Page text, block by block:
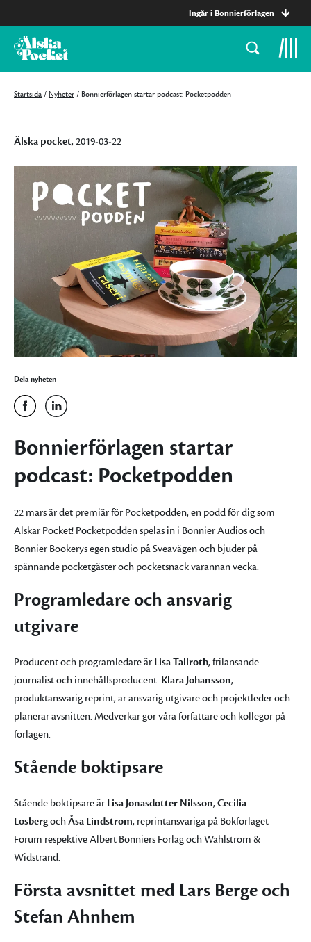
Ingår i Bonnierförlagen
Startsida / Nyheter / Bonnierförlagen startar podcast: Pocketpodden
Älska pocket, 2019-03-22
Dela nyheten
Bonnierförlagen startar
podcast: Pocketpodden
22 mars är det premiär för Pocketpodden, en podd för dig som
Älskar Pocket! Pocketpodden spelas in i Bonnier Audios och
Bonnier Bookerys egen studio på Sveavägen och bjuder på
spännande pocketgäster och pocketsnack varannan vecka.
Programledare och ansvarig
utgivare
Producent och programledare är Lisa Tallroth, frilansande
journalist och innehållsproducent. Klara Johansson,
produktansvarig reprint, är ansvarig utgivare och projektleder och
planerar avsnitten. Medverkar gör våra författare och kollegor på
förlagen.
Stående boktipsare
Stående boktipsare är Lisa Jonasdotter Nilsson, Cecilia
LosbergochÅsa Lindström, reprintansvariga på Bokförlaget
Forum respektive Albert Bonniers Förlag och Wahlström &
Widstrand.
Första avsnittet med Lars Berge och
Stefan Ahnhem